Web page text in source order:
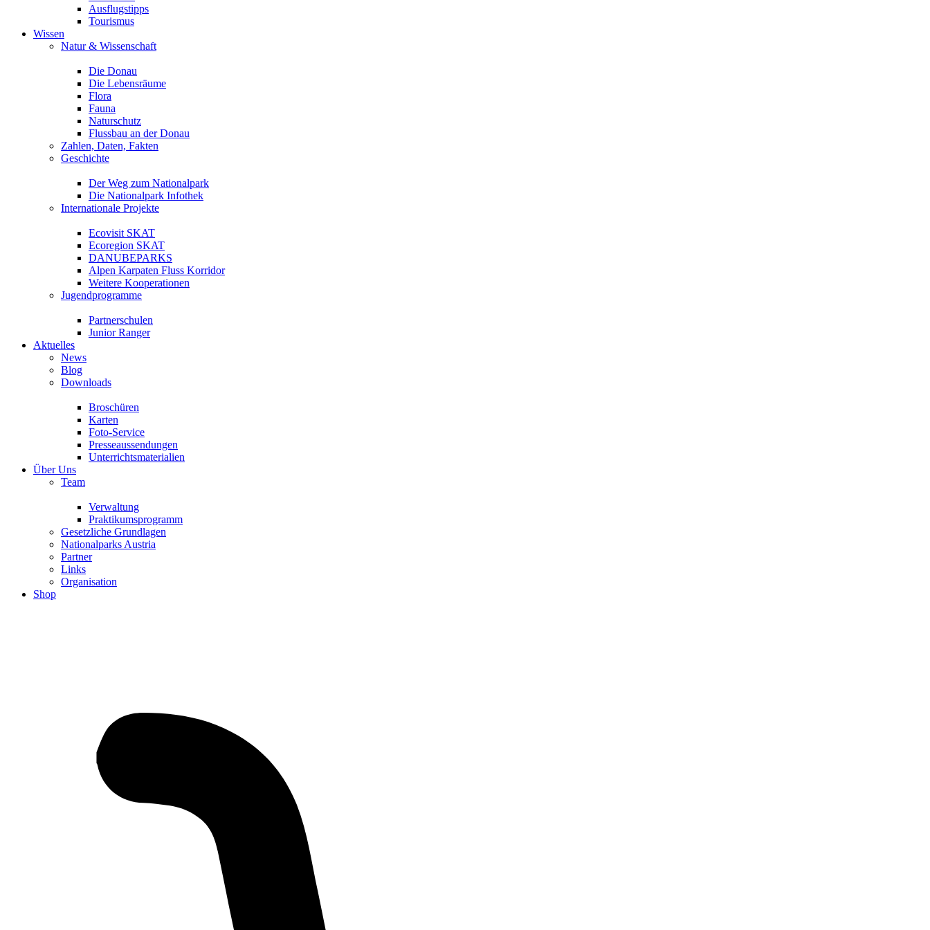
Ausflugstipps
Tourismus
Wissen
Natur & Wissenschaft
Die Donau
Die Lebensräume
Flora
Fauna
Naturschutz
Flussbau an der Donau
Zahlen, Daten, Fakten
Geschichte
Der Weg zum Nationalpark
Die Nationalpark Infothek
Internationale Projekte
Ecovisit SKAT
Ecoregion SKAT
DANUBEPARKS
Alpen Karpaten Fluss Korridor
Weitere Kooperationen
Jugendprogramme
Partnerschulen
Junior Ranger
Aktuelles
News
Blog
Downloads
Broschüren
Karten
Foto-Service
Presseaussendungen
Unterrichtsmaterialien
Über Uns
Team
Verwaltung
Praktikumsprogramm
Gesetzliche Grundlagen
Nationalparks Austria
Partner
Links
Organisation
Shop